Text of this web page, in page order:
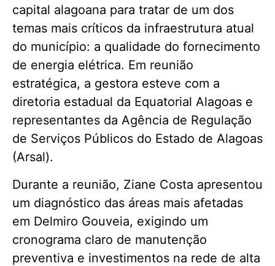
capital alagoana para tratar de um dos
temas mais críticos da infraestrutura atual
do município: a qualidade do fornecimento
de energia elétrica. Em reunião
estratégica, a gestora esteve com a
diretoria estadual da Equatorial Alagoas e
representantes da Agência de Regulação
de Serviços Públicos do Estado de Alagoas
(Arsal).
Durante a reunião, Ziane Costa apresentou
um diagnóstico das áreas mais afetadas
em Delmiro Gouveia, exigindo um
cronograma claro de manutenção
preventiva e investimentos na rede de alta